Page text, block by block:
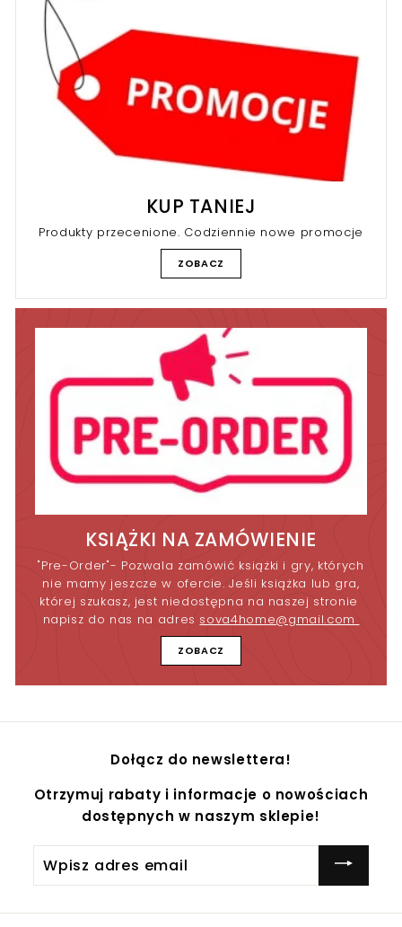
KUP TANIEJ
Produkty przecenione. Codziennie nowe promocje
ZOBACZ
KSIĄŻKI NA ZAMÓWIENIE
"Pre-Order"- Pozwala zamówić książki i gry, których
nie mamy jeszcze w ofercie. Jeśli książka lub gra,
której szukasz, jest niedostępna na naszej stronie
napisz do nas na adres sova4home@gmail.com
ZOBACZ
Dołącz do newslettera!
Otrzymuj rabaty i informacje o nowościach
dostępnych w naszym sklepie!
adres